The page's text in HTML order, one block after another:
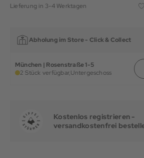
Lieferung in 3-4 Werktagen
Abholung im Store - Click & Collect
München | Rosenstraße 1-5
2 Stück verfügbar,Untergeschoss
Kostenlos registrieren -
versandkostenfrei